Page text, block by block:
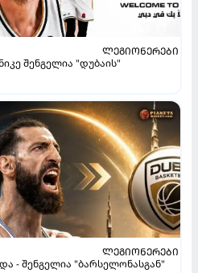
ᲚᲔᲒᲘᲝᲜᲔᲠᲔᲑᲘ
შენგელია "დუბაის"
ᲚᲔᲒᲘᲝᲜᲔᲠᲔᲑᲘ
- შენგელია "ბარსელონასგან"